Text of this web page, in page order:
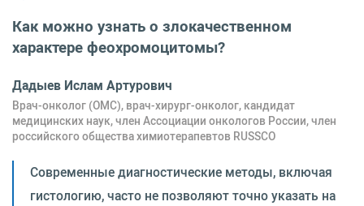
Как можно узнать о злокачественном
характере феохромоцитомы?
Дадыев Ислам Артурович
Врач-онколог (ОМС), врач-хирург-онколог, кандидат
медицинских наук, член Ассоциации онкологов России, член
российского общества химиотерапевтов RUSSCO
Современные диагностические методы, включая
гистологию, часто не позволяют точно указать на